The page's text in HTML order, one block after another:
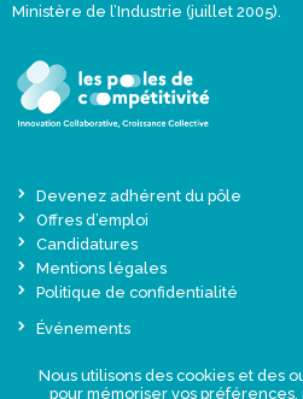
Ministère de l’Industrie (juillet 2005).
Devenez adhérent du pôle
Offres d’emploi
Candidatures
Mentions légales
Politique de confidentialité
Événements
Une offre globale sur-mesure
Nous utilisons des cookies et des
pour mémoriser vos